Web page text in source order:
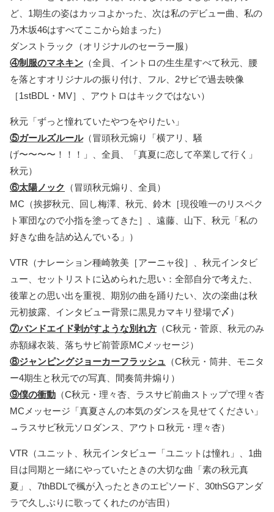
ど、1期生の姿はカッコよかった、次は私のデビュー曲、私の
乃木坂46はすべてここから始まった）
ダンストラック（オリジナルのセーラー服）
④制服のマネキン （全員、イントロの生生星すべて秋元、腰
を落とすオリジナルの振り付け、フル、2サビで過去映像
［1stBDL・MV］、アウトロはキックではない）
秋元「ずっと憧れていたやつをやりたい」
⑤ガールズルール（冒頭秋元煽り「横アリ、騒
げ〜〜〜〜！！！」、全員、「真夏に恋して卒業して行く」
秋元）
⑥太陽ノック
（冒頭秋元煽り、全員）
MC（挨拶秋元、回し梅澤、秋元、鈴木［現役唯一のリスペク
ト軍団なので小指を塗ってきた］、遠藤、山下、秋元「私の
好きな曲を詰め込んでいる」）
VTR（ナレーション種崎敦美［アーニャ役］、秋元インタビ
ュー、セットリストに込められた思い：全部自分で考えた、
後輩との思い出を重視、期別の曲を踊りたい、次の楽曲は秋
元初披露、インタビュー背景に黒見カマキリ登場で〆）
⑦バンドエイド剥がすような別れ方 （C秋元・菅原、秋元のみ
赤額縁衣装、落ちサビ前菅原MCメッセージ）
⑧ジャンピングジョーカーフラッシュ （C秋元・筒井、モニタ
ー4期生と秋元での写真、間奏筒井煽り）
⑨僕の衝動 （C秋元・理々杏、ラスサビ前曲ストップで理々杏
MCメッセージ「真夏さんの本気のダンスを見せてください」
→ラスサビ秋元ソロダンス、アウトロ秋元・理々杏）
VTR（ユニット、秋元インタビュー「ユニットは憧れ」、1曲
目は同期と一緒にやっていたときの大切な曲「素の秋元真
夏」、7thBDLで楓が入ったときのエピソード、30thSGアンダ
ラで久しぶりに歌ってくれたのが吉田）